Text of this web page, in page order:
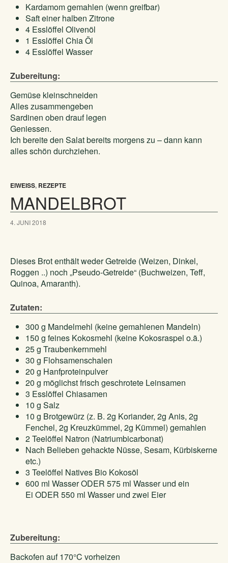
Kardamom gemahlen (wenn greifbar)
Saft einer halben Zitrone
4 Esslöffel Olivenöl
1 Esslöffel Chia Öl
4 Esslöffel Wasser
Zubereitung:
Gemüse kleinschneiden
Alles zusammengeben
Sardinen oben drauf legen
Geniessen.
Ich bereite den Salat bereits morgens zu – dann kann
alles schön durchziehen.
EIWEISS , REZEPTE
MANDELBROT
4. JUNI 2018
Dieses Brot enthält weder Getreide (Weizen, Dinkel,
Roggen ..) noch „Pseudo-Getreide“ (Buchweizen, Teff,
Quinoa, Amaranth).
Zutaten:
300 g Mandelmehl (keine gemahlenen Mandeln)
150 g feines Kokosmehl (keine Kokosraspel o.ä.)
25 g Traubenkernmehl
30 g Flohsamenschalen
20 g Hanfproteinpulver
20 g möglichst frisch geschrotete Leinsamen
3 Esslöffel Chiasamen
10 g Salz
10 g Brotgewürz (z. B. 2g Koriander, 2g Anis, 2g
Fenchel, 2g Kreuzkümmel, 2g Kümmel) gemahlen
2 Teelöffel Natron (Natriumbicarbonat)
Nach Belieben gehackte Nüsse, Sesam, Kürbiskerne
etc.)
3 Teelöffel Natives Bio Kokosöl
600 ml Wasser ODER 575 ml Wasser und ein
Ei ODER 550 ml Wasser und zwei Eier
Zubereitung:
Backofen auf 170°C vorheizen